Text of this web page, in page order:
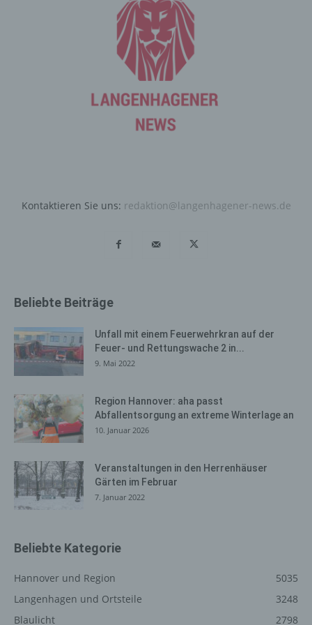
Kontaktieren Sie uns: redaktion@langenhagener-news.de
Beliebte Beiträge
Unfall mit einem Feuerwehrkran auf der
Feuer- und Rettungswache 2 in...
9. Mai 2022
Region Hannover: aha passt
Abfallentsorgung an extreme Winterlage an
10. Januar 2026
Veranstaltungen in den Herrenhäuser
Gärten im Februar
7. Januar 2022
Beliebte Kategorie
Hannover und Region
5035
Langenhagen und Ortsteile
3248
Blaulicht
2798
Wartungsleistungen, die wir zum Zwecke des Betriebs
dieses Onlineangebotes einsetzen.
Hierbei verarbeiten wir, bzw. unser Hostinganbieter
Bestandsdaten, Kontaktdaten, Inhaltsdaten,
Kommunikationsdaten von Kunden, Interessenten und
Besuchern dieses Onlineangebotes auf Grundlage
unserer berechtigten Interessen an einer effizienten und
Routinemäßige Löschung und
Person nur für den Zeitraum, der zur Erreichung des
durch den Europäischen Richtlinien- und
Verordnungsgeber oder einen anderen Gesetzgeber in
Gesetzen oder Vorschriften, welchen der für die
Verarbeitung Verantwortliche unterliegt, vorgesehen
wurde.
Entfällt der Speicherungszweck oder läuft eine vom
Europäischen Richtlinien- und Verordnungsgeber oder
einem anderen zuständigen Gesetzgeber
vorgeschriebene Speicherfrist ab, werden die
personenbezogenen Daten routinemäßig und
entsprechend den gesetzlichen Vorschriften gesperrt
oder gelöscht.
Rechte der betroffenen Person
Richtlinien- und Verordnungsgeber eingeräumte
Recht, von dem für die Verarbeitung Verantwortlichen